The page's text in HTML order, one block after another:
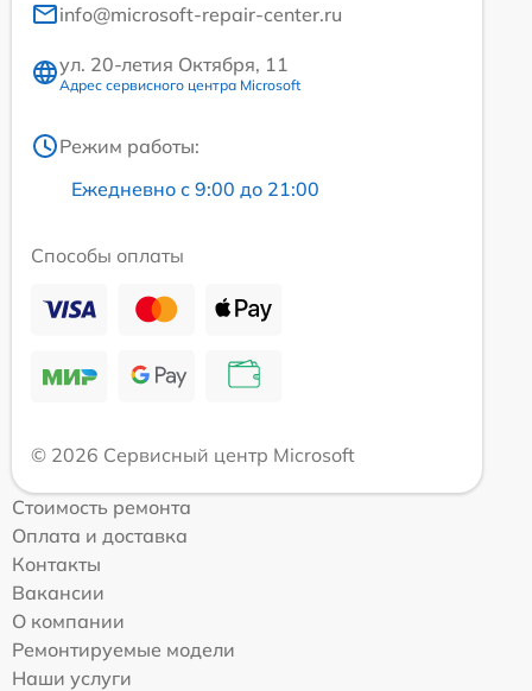
info@microsoft-repair-center.ru
ул. 20-летия Октября, 11
Адрес сервисного центра Microsoft
Режим работы:
Ежедневно с 9:00 до 21:00
Способы оплаты
© 2026 Сервисный центр Microsoft
Стоимость ремонта
Оплата и доставка
Контакты
Вакансии
О компании
Ремонтируемые модели
Наши услуги